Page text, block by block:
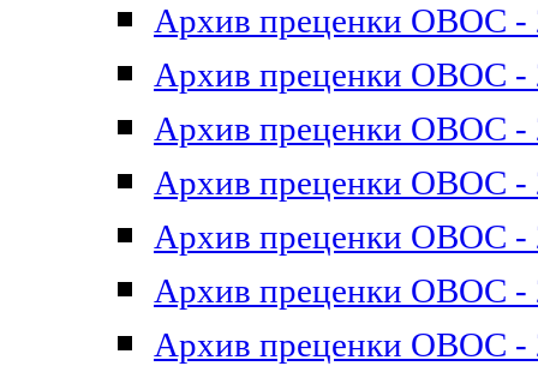
Архив преценки ОВОС -
Архив преценки ОВОС -
Архив преценки ОВОС -
Архив преценки ОВОС -
Архив преценки ОВОС -
Архив преценки ОВОС -
Архив преценки ОВОС -